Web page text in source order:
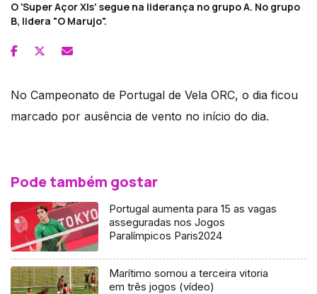
O 'Super Açor XIs' segue na liderança no grupo A. No grupo
B, lidera "O Marujo".
No Campeonato de Portugal de Vela ORC, o dia ficou
marcado por ausência de vento no início do dia.
Pode também gostar
Portugal aumenta para 15 as vagas
asseguradas nos Jogos
Paralímpicos Paris2024
Marítimo somou a terceira vitoria
em três jogos (vídeo)